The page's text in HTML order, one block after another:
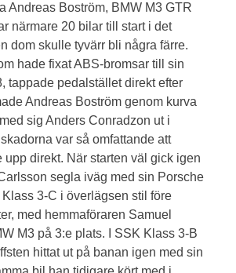
Andreas Boström, BMW M3 GTR
närmare 20 bilar till start i det
dom skulle tyvärr bli några färre.
hade fixat ABS-bromsar till sin
tappade pedalstället direkt efter
Andreas Boström genom kurva
sig Anders Conradzon ut i
var så omfattande att
upp direkt. När starten väl gick igen
segla iväg med sin Porsche
3-C i överlägsen stil före
med hemmaföraren Samuel
M3 på 3:e plats. I SSK Klass 3-B
hittat ut på banan igen med sin